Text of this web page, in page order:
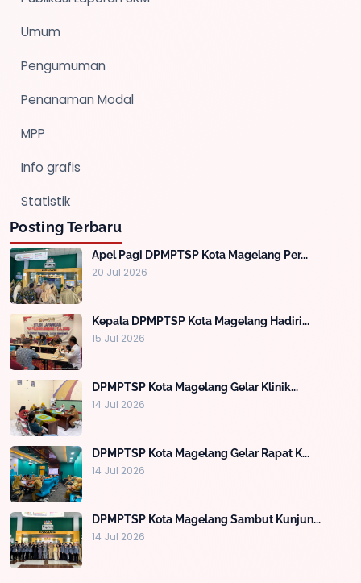
Umum
Pengumuman
Penanaman Modal
MPP
Info grafis
Statistik
Posting Terbaru
Apel Pagi DPMPTSP Kota Magelang Per...
20 Jul 2026
Kepala DPMPTSP Kota Magelang Hadiri...
15 Jul 2026
DPMPTSP Kota Magelang Gelar Klinik...
14 Jul 2026
DPMPTSP Kota Magelang Gelar Rapat K...
14 Jul 2026
DPMPTSP Kota Magelang Sambut Kunjun...
14 Jul 2026